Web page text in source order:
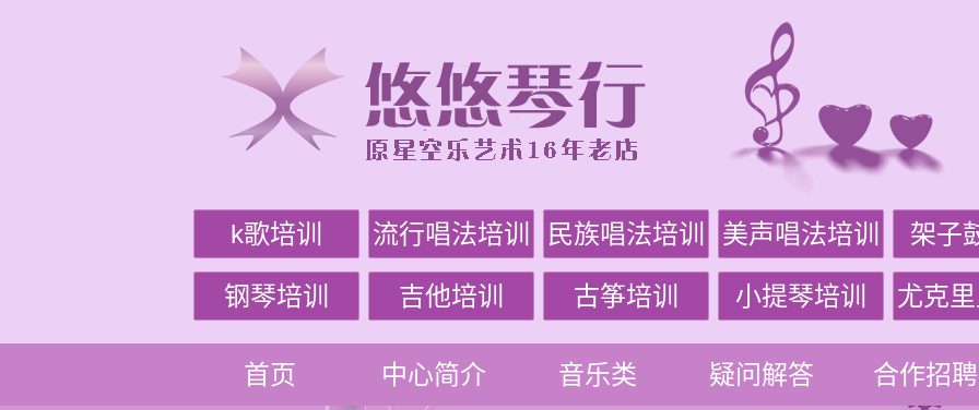
k歌培训 流行唱法培训 民族唱法培训 美声唱法培训 架子
钢琴培训 吉他培训 古筝培训 小提琴培训 尤克
首页 中心简介 音乐类 疑问解答 合作招聘